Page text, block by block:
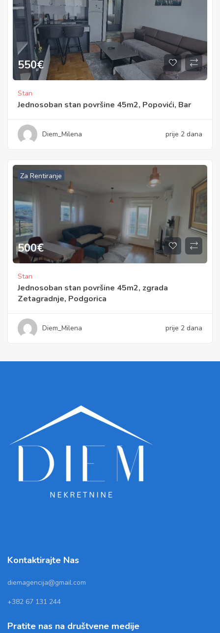
550€
Stan
Jednosoban stan površine 45m2, Popovići, Bar
Diem_Milena prije 2 dana
Za Rentiranje
500€
Stan
Jednosoban stan površine 45m2, zgrada
Zetagradnje, Podgorica
Diem_Milena prije 2 dana
Kontaktirajte Nas
diemagencija@gmail.com
+382 67 131 244
Pratite nas na društvene medije